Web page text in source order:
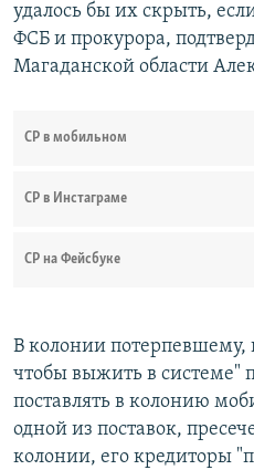
удалось бы их скрыть,
ФСБ и прокурора,
Магаданской области
СР в мобильном
СР в Инстаграме
СР на Фейсбуке
В колонии потерпевшему,
чтобы выжить в системе"
поставлять в колонию
одной из поставок,
колонии, его кредиторы